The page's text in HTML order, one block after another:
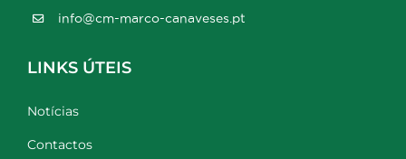
info@cm-marco-canaveses.pt
LINKS ÚTEIS
Notícias
Contactos